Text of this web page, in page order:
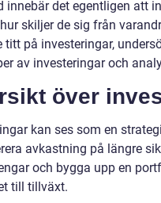
innebär det egentligen att
skiljer de sig från
titt på investeringar,
av investeringar och
över
kan ses som en
avkastning på längre
och bygga upp en
till tillväxt.